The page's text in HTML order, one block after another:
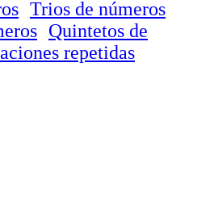
Trios de números
Quintetos de
repetidas